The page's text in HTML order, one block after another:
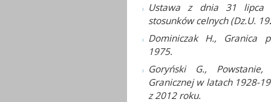
Ustawa z dnia 31 lipca
stosunków celnych (Dz.U.
Dominiczak H., Granica
1975.
Goryński G.,
Granicznej w latach 1928-
z 2012 roku.